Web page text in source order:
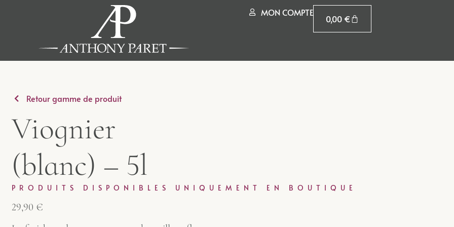
MON COMPTE
0,00 €
Retour gamme de produit
Viognier
(blanc) – 5l
PRODUITS DISPONIBLES UNIQUEMENT EN BOUTIQUE
29,90 €